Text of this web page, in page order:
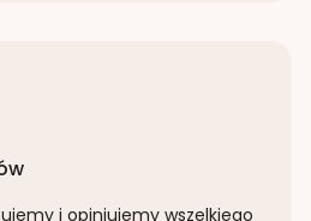
i opiniujemy wszelkiego